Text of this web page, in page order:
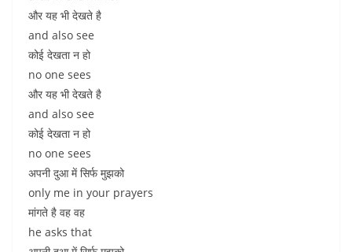
और यह भी देखते है
and also see
कोई देखता न हो
no one sees
और यह भी देखते है
and also see
कोई देखता न हो
no one sees
अपनी दुआ में सिर्फ मुझको
only me in your prayers
मांगते है वह वह
he asks that